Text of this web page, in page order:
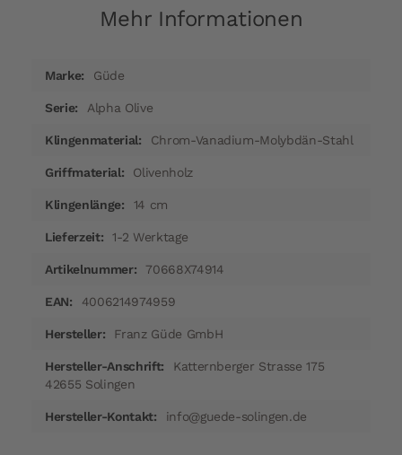
Mehr Informationen
InformationenGüde
Alpha Olive
Chrom-Vanadium-Molybdän-Stahl
Olivenholz
14 cm
1-2 Werktage
70668X74914
4006214974959
Franz Güde GmbH
Katternberger Strasse 175
42655 Solingen
info@guede-solingen.de